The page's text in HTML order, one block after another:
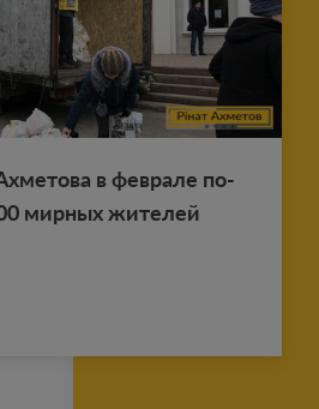
в фев­ра­ле по­
мир­ных жи­те­лей